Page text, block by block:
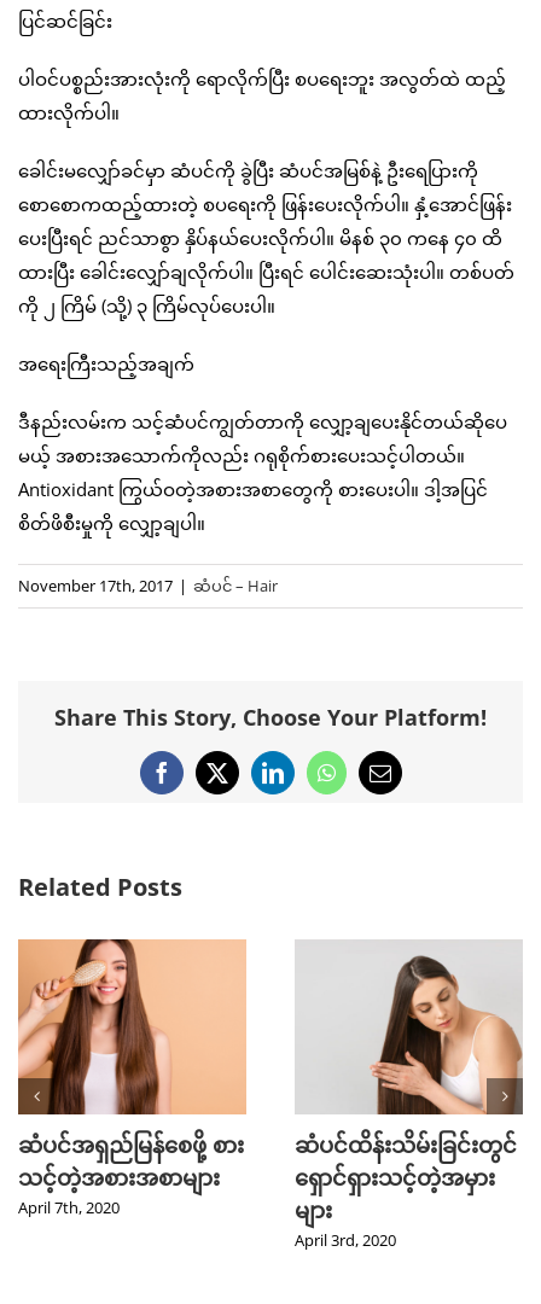
ပြင်ဆင်ခြင်း
ပါဝင်ပစ္စည်းအားလုံးကို ရောလိုက်ပြီး စပရေးဘူး အလွတ်ထဲ ထည့်
ထားလိုက်ပါ။
ခေါင်းမလျှော်ခင်မှာ ဆံပင်ကို ခွဲပြီး ဆံပင်အမြစ်နဲ့ ဦးရေပြားကို
စောစောကထည့်ထားတဲ့ စပရေးကို ဖြန်းပေးလိုက်ပါ။ နှံ့အောင်ဖြန်း
ပေးပြီးရင် ညင်သာစွာ နှိပ်နယ်ပေးလိုက်ပါ။ မိနစ် ၃၀ ကနေ ၄၀ ထိ
ထားပြီး ခေါင်းလျှော်ချလိုက်ပါ။ ပြီးရင် ပေါင်းဆေးသုံးပါ။ တစ်ပတ်
ကို ၂ ကြိမ် (သို့) ၃ ကြိမ်လုပ်ပေးပါ။
အရေးကြီးသည့်အချက်
ဒီနည်းလမ်းက သင့်ဆံပင်ကျွတ်တာကို လျှော့ချပေးနိုင်တယ်ဆိုပေ
မယ့် အစားအသောက်ကိုလည်း ဂရုစိုက်စားပေးသင့်ပါတယ်။
Antioxidant ကြွယ်ဝတဲ့အစားအစာတွေကို စားပေးပါ။ ဒါ့အပြင်
စိတ်ဖိစီးမှုကို လျှော့ချပါ။
November 17th, 2017 | ဆံပင် – Hair
Share This Story, Choose Your Platform!
Facebook
X LinkedInWhatsApp
Email
Related Posts
ဆံပင်အရှည်မြန်စေဖို့ စား
သင့်တဲ့အစားအစာများ
April 7th, 2020
ဆံပင်ထိန်းသိမ်းခြင်းတွင်
ရှောင်ရှားသင့်တဲ့အမှား
များ
April 3rd, 2020